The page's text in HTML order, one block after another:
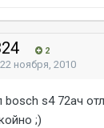
2
22 ноября, 2010
bosch s4 72ач
;)